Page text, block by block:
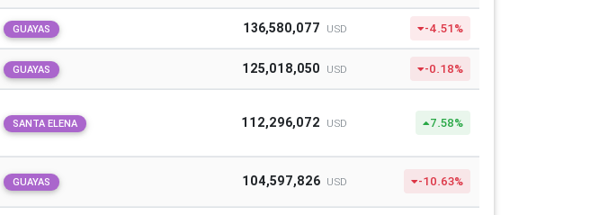
GUAYAS 136,580,077 USD -4.51%
GUAYAS 125,018,050 USD -0.18%
SANTA ELENA 112,296,072 USD 7.58%
GUAYAS 104,597,826 USD -10.63%